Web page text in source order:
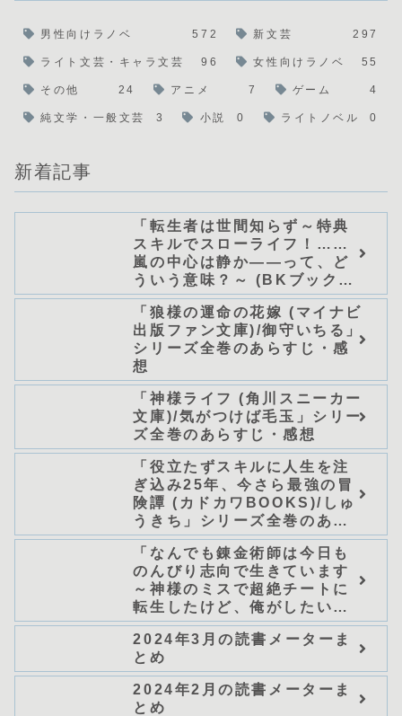
男性向けラノベ 572 新文芸 297
ライト文芸・キャラ文芸 96 女性向けラノベ 55
その他 24 アニメ 7 ゲーム 4
純文学・一般文芸 3 小説 0 ライトノベル 0
新着記事
「転生者は世間知らず～特典
スキルでスローライフ！……
嵐の中心は静か――って、ど
ういう意味？～ (BKブック
ス)/唖鳴蝉」シリーズ全巻のあ
らすじ・感想
「狼様の運命の花嫁 (マイナビ
出版ファン文庫)/御守いちる」
シリーズ全巻のあらすじ・感
想
「神様ライフ (角川スニーカー
文庫)/気がつけば毛玉」シリー
ズ全巻のあらすじ・感想
「役立たずスキルに人生を注
ぎ込み25年、今さら最強の冒
険譚 (カドカワBOOKS)/しゅ
うきち」シリーズ全巻のあら
すじ・感想
「なんでも錬金術師は今日も
のんびり志向で生きています
～神様のミスで超絶チートに
転生したけど、俺がしたいの
は冒険じゃなくてホワイト商
会の立上げです～（グラスト
ノベルス） (グラスト
NOVELS)/可換環」シリーズ
全巻のあらすじ・感想
2024年3月の読書メーターま
とめ
2024年2月の読書メーターま
とめ